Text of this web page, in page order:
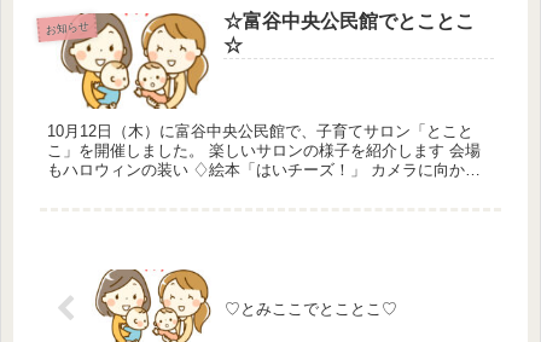
お知らせ
☆富谷中央公民館でとことこ
☆
10月12日（木）に富谷中央公民館で、子育てサロン「とこと
こ」を開催しました。 楽しいサロンの様子を紹介します 会場
もハロウィンの装い ♢絵本「はいチーズ！」 カメラに向かっ
♡とみここでとことこ♡